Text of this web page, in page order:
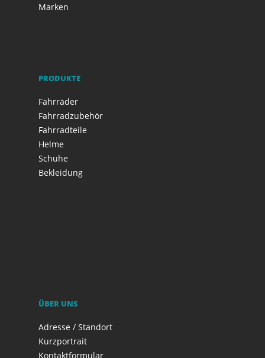
Marken
PRODUKTE
Fahrräder
Fahrradzubehör
Fahrradteile
Helme
Schuhe
Bekleidung
ÜBER UNS
Adresse / Standort
Kurzportrait
Kontaktformular